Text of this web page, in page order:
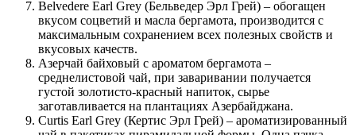
Belvedere Earl Grey (Бельведер Эрл Грей) – обогащен
вкусом соцветий и масла бергамота, производится с
максимальным сохранением всех полезных свойств и
вкусовых качеств.
Азерчай байховый с ароматом бергамота –
среднелистовой чай, при заваривании получается
густой золотисто-красный напиток, сырье
заготавливается на плантациях Азербайджана.
Curtis Earl Grey (Кертис Эрл Грей) – ароматизированный